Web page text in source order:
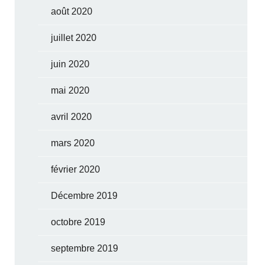
août 2020
juillet 2020
juin 2020
mai 2020
avril 2020
mars 2020
février 2020
Décembre 2019
octobre 2019
septembre 2019